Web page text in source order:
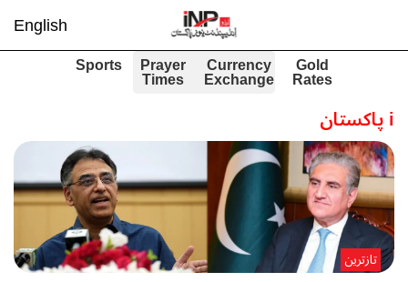
English
Gold
Rates
Currency
Exchange
Prayer
Times
Sports
iپاکستان
تازترین